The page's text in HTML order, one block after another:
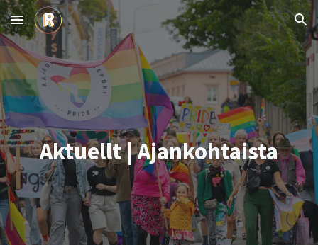
Skip to main content Skip to navigation
Aktuellt| Ajankohtaista